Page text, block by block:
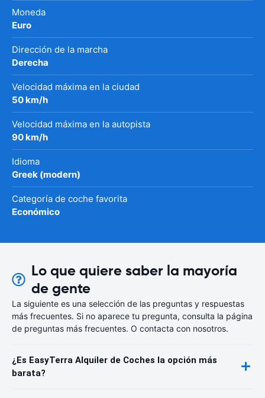
Moneda
Euro
Dirección de la marcha
Derecha
Velocidad máxima en la ciudad
50 km/h
Velocidad máxima en la autopista
90 km/h
Idioma
Greek (modern)
Categoría de coche favorita
Económico
Lo que quiere saber la mayoría
de gente
La siguiente es una selección de las preguntas y respuestas
más frecuentes. Si no aparece tu pregunta, consulta la página
de preguntas más frecuentes. O contacta con nosotros.
¿Es EasyTerra Alquiler de Coches la opción más
barata?